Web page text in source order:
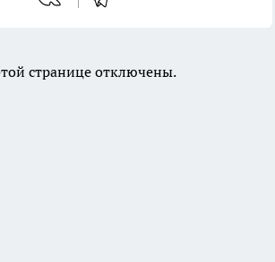
странице отключены.